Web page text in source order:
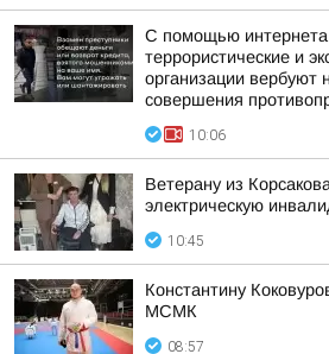
С помощью интернета
террористические и
организации вербуют
совершения
10:06
Ветерану из
электрическую
10:45
Константину
МСМК
08:57